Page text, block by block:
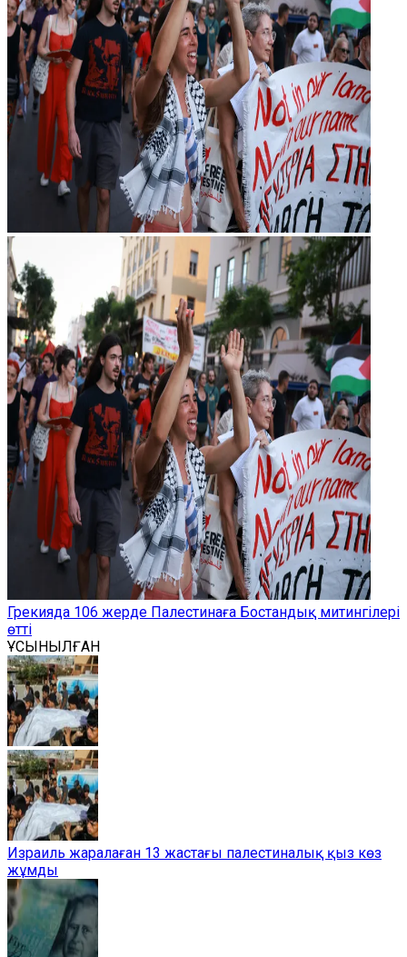
Грекияда 106 жерде Палестинаға Бостандық митингілері
өтті
ҰСЫНЫЛҒАН
Израиль жаралаған 13 жастағы палестиналық қыз көз
жұмды